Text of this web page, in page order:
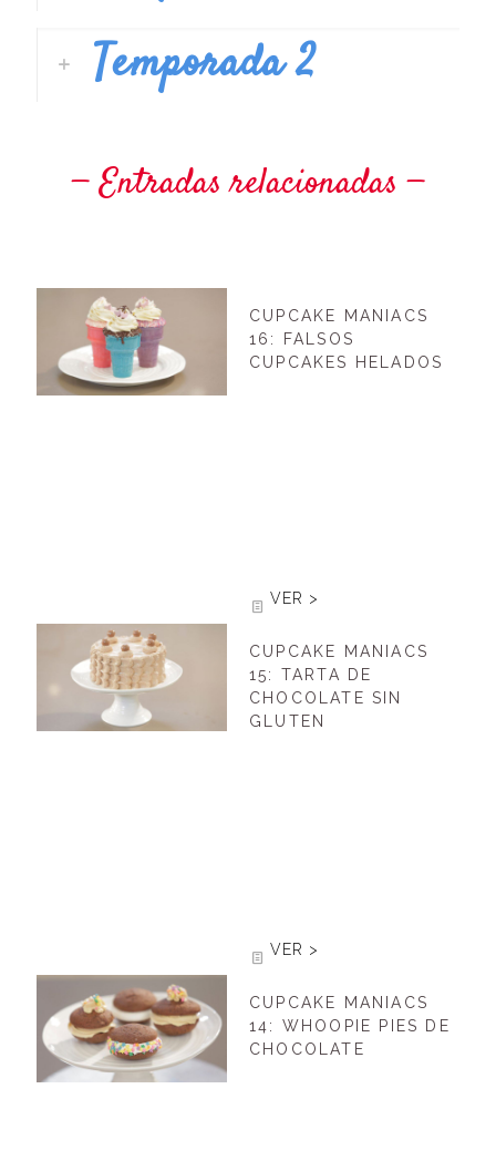
Temporada 2
Entradas relacionadas
CUPCAKE MANIACS
16: FALSOS
CUPCAKES HELADOS
VER >
CUPCAKE MANIACS
15: TARTA DE
CHOCOLATE SIN
GLUTEN
VER >
CUPCAKE MANIACS
14: WHOOPIE PIES DE
CHOCOLATE